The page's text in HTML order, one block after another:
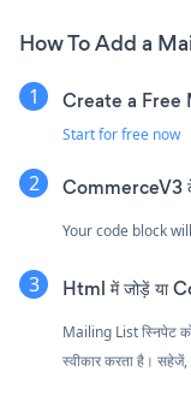
How To Add a
Create a Free
Start for free now
CommerceV3 के
Your code block
Html में जोड़ें या
Mailing List स्निपेट
स्वीकार करता है।